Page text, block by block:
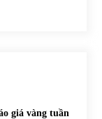
giá vàng tuần